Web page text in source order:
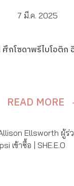
7 มี.ค. 2025
กโซดาพรีไบโอติก
READ MORE